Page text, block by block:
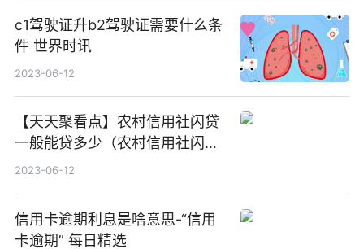
c1驾驶证升b2驾驶证需要什么条
件 世界时讯
2023-06-12
【天天聚看点】农村信用社闪贷
一般能贷多少（农村信用社闪贷
逾期了怎么还款）
2023-06-12
信用卡逾期利息是啥意思-“信用
卡逾期” 每日精选